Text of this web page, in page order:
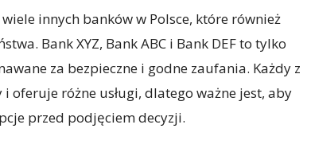
innych banków w Polsce, które również
Bank XYZ, Bank ABC i Bank DEF to tylko
za bezpieczne i godne zaufania. Każdy z
oferuje różne usługi, dlatego ważne jest, aby
przed podjęciem decyzji.